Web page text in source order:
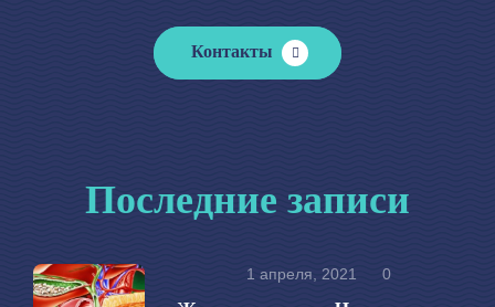
Контакты
Последние записи
1 апреля, 2021 0